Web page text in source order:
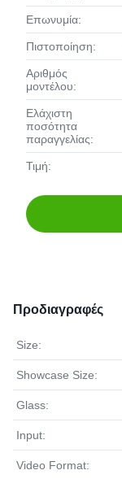
Επωνυμία:
Πιστοποίηση:
Αριθμός
μοντέλου:
Ελάχιστη
ποσότητα
παραγγελίας:
Τιμή:
Προδιαγραφές
Size:
Showcase Size:
Glass:
Input:
Video Format: